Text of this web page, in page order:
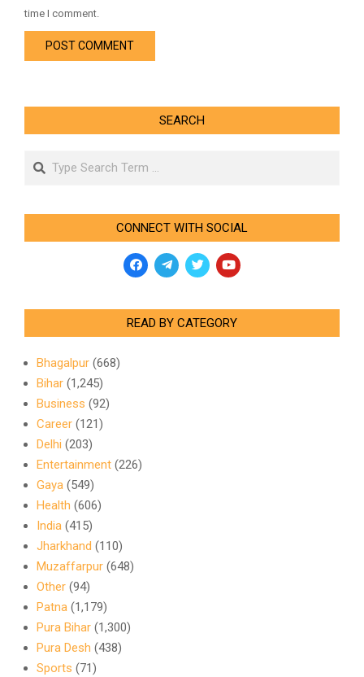
time I comment.
SEARCH
Search
CONNECT WITH SOCIAL
READ BY CATEGORY
Bhagalpur (668)
Bihar (1,245)
Business (92)
Career (121)
Delhi (203)
Entertainment (226)
Gaya (549)
Health (606)
India (415)
Jharkhand (110)
Muzaffarpur (648)
Other (94)
Patna (1,179)
Pura Bihar (1,300)
Pura Desh (438)
Sports (71)